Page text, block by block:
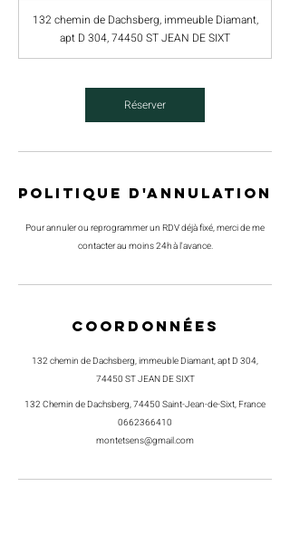
132 chemin de Dachsberg, immeuble Diamant,
apt D 304, 74450 ST JEAN DE SIXT
Réserver
Politique d'annulation
Pour annuler ou reprogrammer un RDV déjà fixé, merci de me
contacter au moins 24h à l'avance.
Coordonnées
132 chemin de Dachsberg, immeuble Diamant, apt D 304,
74450 ST JEAN DE SIXT
132 Chemin de Dachsberg, 74450 Saint-Jean-de-Sixt, France
0662366410
montetsens@gmail.com